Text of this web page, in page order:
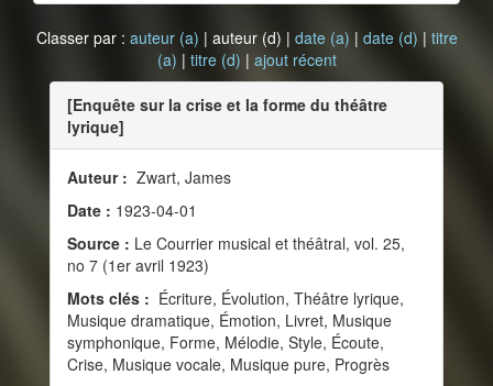
Classer par : auteur (a) | auteur (d) | date (a) | date (d) | titre
(a) | titre (d) | ajout récent
[Enquête sur la crise et la forme du théâtre
lyrique]
Auteur : Zwart, James
Date : 1923-04-01
Source : Le Courrier musical et théâtral, vol. 25,
no 7 (1er avril 1923)
Mots clés : Écriture, Évolution, Théâtre lyrique,
Musique dramatique, Émotion, Livret, Musique
symphonique, Forme, Mélodie, Style, Écoute,
Crise, Musique vocale, Musique pure, Progrès